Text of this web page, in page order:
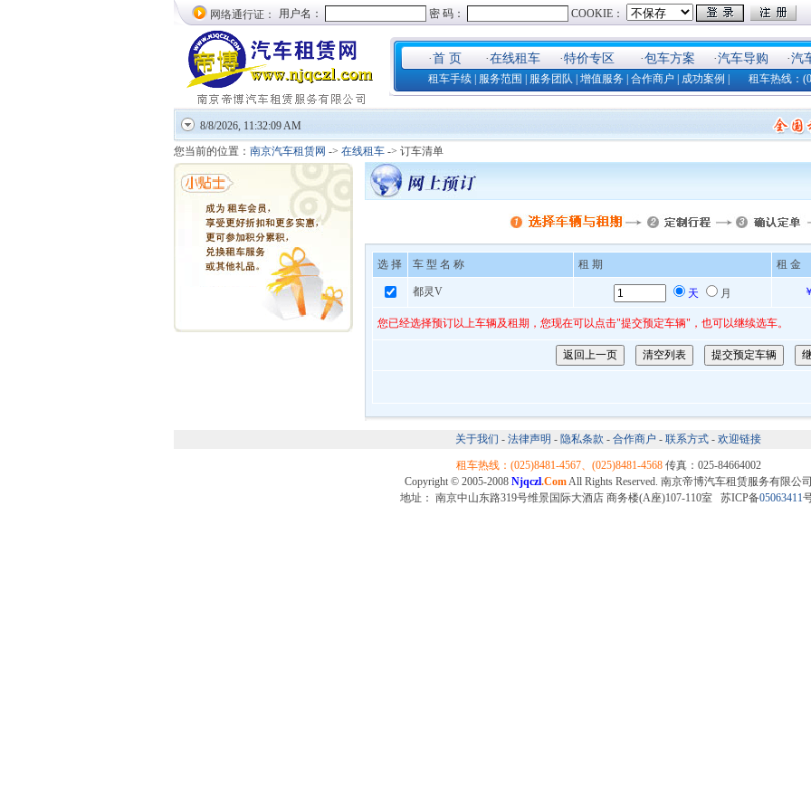
网络通行证：
·首 页 ·在线租车 ·特价专区 ·包车方案 ·汽车导购 ·汽
租车手续| 服务范围 服务团队 增值服务| 合作商户 成功案例 | 租车热线：
8/8/2026, 11:32:10 AM
您当前的位置： 南京汽车租赁网 -> 在线租车 -> 订车清单
选 择 车 型 名 称 租 期 租 金
都灵V 天 月
您已经选择预订以上车辆及租期，您现在可以点击"提交预定车辆"，也可以继续选车。
关于我们 - 法律声明 - 隐私条款 - 合作商户 - 联系方式 - 欢迎链接
租车热线：(025)8481-4567、(025)8481-4568传真：025-84664002
Copyright © 2005-2008 Njqczl.ComAll Rights Reserved. 南京帝博汽车租赁服务有限公
地址： 南京中山东路319号维景国际大酒店 商务楼(A座)107-110室 苏ICP备05063411